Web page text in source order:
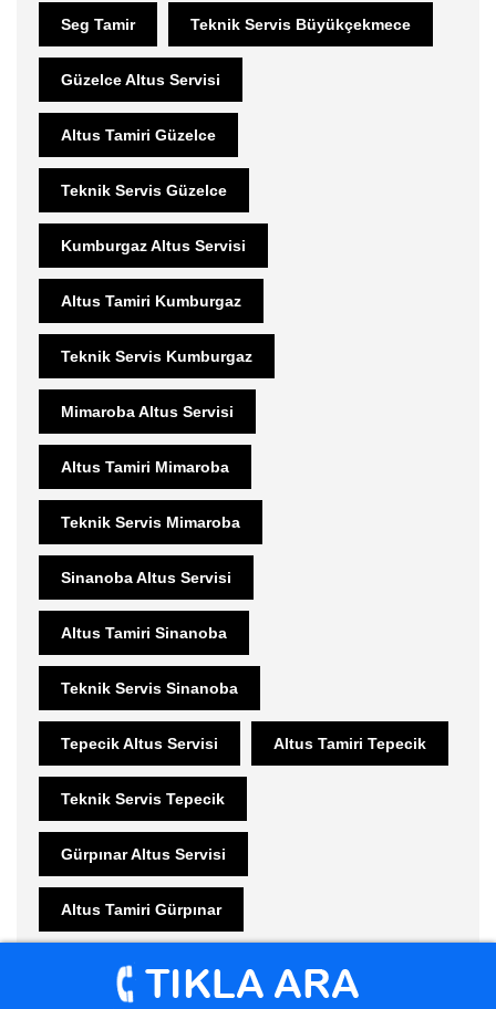
Seg Tamir Teknik Servis Büyükçekmece
Güzelce Altus Servisi
Altus Tamiri Güzelce
Teknik Servis Güzelce
Kumburgaz Altus Servisi
Altus Tamiri Kumburgaz
Teknik Servis Kumburgaz
Mimaroba Altus Servisi
Altus Tamiri Mimaroba
Teknik Servis Mimaroba
Sinanoba Altus Servisi
Altus Tamiri Sinanoba
Teknik Servis Sinanoba
Tepecik Altus Servisi Altus Tamiri Tepecik
Teknik Servis Tepecik
Gürpınar Altus Servisi
Altus Tamiri Gürpınar
Teknik Servis Gürpınar